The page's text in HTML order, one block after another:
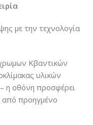
με την τεχνολογία
Κβαντικών
υλικών
η οθόνη προσφέρει
από προηγμένο